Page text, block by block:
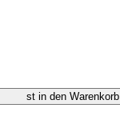
st in den Warenkorb